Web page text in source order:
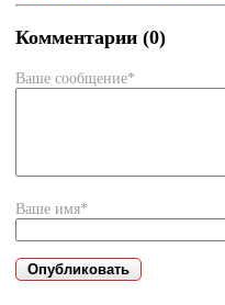
Комментарии (0)
Ваше сообщение*
Ваше имя*